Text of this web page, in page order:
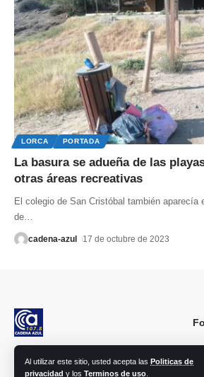
Al utilizar este sitio, usted acepta las Politicas de
privacidad y los Terminos de uso
LORCA PORTADA
La basura se adueña de las
otras áreas recreativas
El colegio de San Cristóbal también aparecía
de
cadena-azul 17 de octubre de 2023
© 2023 Lorca Comunicación, Radio, TV, prensa